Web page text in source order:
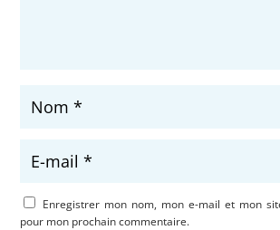
Enregistrer mon nom, mon e-mail et mon
pour mon prochain commentaire.